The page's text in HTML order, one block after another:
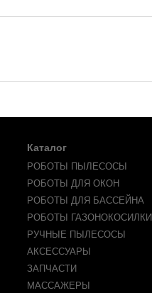
Каталог
РОБОТЫ ПЫЛЕСОСЫ
РОБОТЫ ДЛЯ ОКОН
РОБОТЫ ДЛЯ БАССЕЙНА
РОБОТЫ ГАЗОНОКОСИЛКИ
РУЧНЫЕ ПЫЛЕСОСЫ
АКСЕССУАРЫ
ЗАПЧАСТИ
МАССАЖЕРЫ